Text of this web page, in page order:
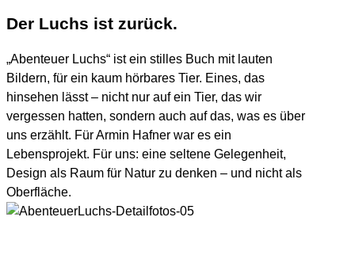
Der Luchs ist zurück.
„Abenteuer Luchs“ ist ein stilles Buch mit lauten
Bildern, für ein kaum hörbares Tier. Eines, das
hinsehen lässt – nicht nur auf ein Tier, das wir
vergessen hatten, sondern auch auf das, was es über
uns erzählt. Für Armin Hafner war es ein
Lebensprojekt. Für uns: eine seltene Gelegenheit,
Design als Raum für Natur zu denken – und nicht als
Oberfläche.